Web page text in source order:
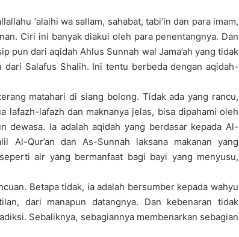
‘alaihi wa sallam, sahabat, tabi’in dan para imam,
Ciri ini banyak diakui oleh para penentangnya. Dan
pun dari aqidah Ahlus Sunnah wal Jama’ah yang tidak
dari Salafus Shalih. Ini tentu berbeda dengan aqidah-
matahari di siang bolong. Tidak ada yang rancu,
lafazh-lafazh dan maknanya jelas, bisa dipahami oleh
dewasa. Ia adalah aqidah yang berdasar kepada Al-
Al-Qur’an dan As-Sunnah laksana makanan yang
air yang bermanfaat bagi bayi yang menyusu,
Betapa tidak, ia adalah bersumber kepada wahyu
dari manapun datangnya. Dan kebenaran tidak
Sebaliknya, sebagiannya membenarkan sebagian